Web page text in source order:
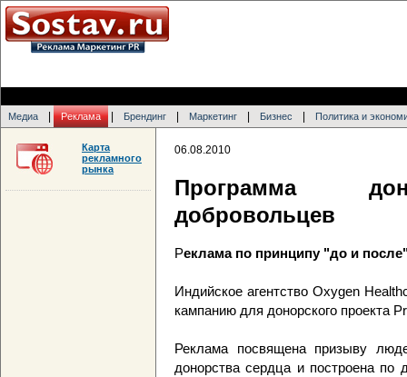
Медиа Реклама Брендинг Маркетинг Бизнес Политика и
06.08.2010
Программа
добровольцев
Реклама по принципу "до и
Индийское агентство Oxygen
кампанию для донорского проекта
Реклама посвящена призыву
донорства сердца и построена по
Карта
рекламного
рынка